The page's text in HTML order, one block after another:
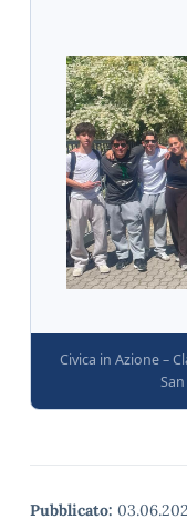
Civica in Azione –
Pubblicato: